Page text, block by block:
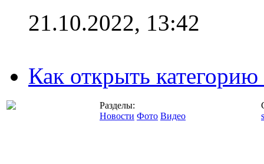
21.10.2022, 13:42
Как открыть
Разделы:
Новости Фото Видео